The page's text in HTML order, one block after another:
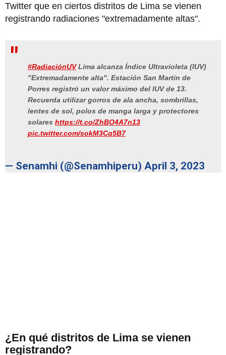
Twitter que en ciertos distritos de Lima se vienen
registrando radiaciones "extremadamente altas".
#RadiaciónUVLima alcanza Índice Ultravioleta (IUV)
"Extremadamente alta". Estación San Martín de
Porres registró un valor máximo del IUV de 13.
Recuerda utilizar gorros de ala ancha, sombrillas,
lentes de sol, polos de manga larga y protectores
solares https://t.co/ZhBO4A7n13
pic.twitter.com/sokM3Cq5B7
— Senamhi (@Senamhiperu) April 3, 2023
¿En qué distritos de Lima se vienen
registrando?